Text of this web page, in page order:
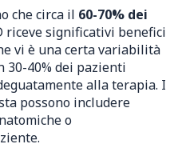
che circa il 60-70% dei
riceve significativi benefici
vi è una certa variabilità
40% dei pazienti
alla terapia. I
possono includere
o